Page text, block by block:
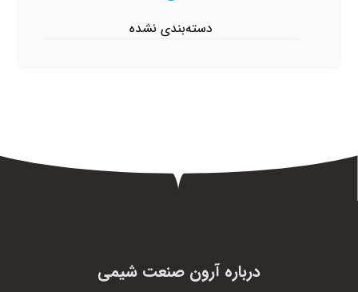
دسته‌بندی نشده
درباره آرون صنعت شیمی